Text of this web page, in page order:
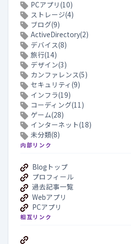
PCアプリ(10)
ストレージ(4)
ブログ(9)
ActiveDirectory(2)
デバイス(8)
旅行(14)
デザイン(3)
カンファレンス(5)
セキュリティ(9)
インフラ(19)
コーディング(11)
ゲーム(28)
インターネット(18)
未分類(8)
内部リンク
Blogトップ
プロフィール
過去記事一覧
Webアプリ
PCアプリ
相互リンク